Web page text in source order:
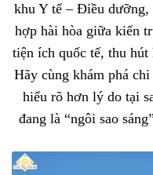
khu Y tế – Điều
hợp hài hòa giữa kiến
tiện ích quốc tế, thu hút
Hãy cùng khám phá
hiểu rõ hơn lý do tại
đang là “ngôi sao